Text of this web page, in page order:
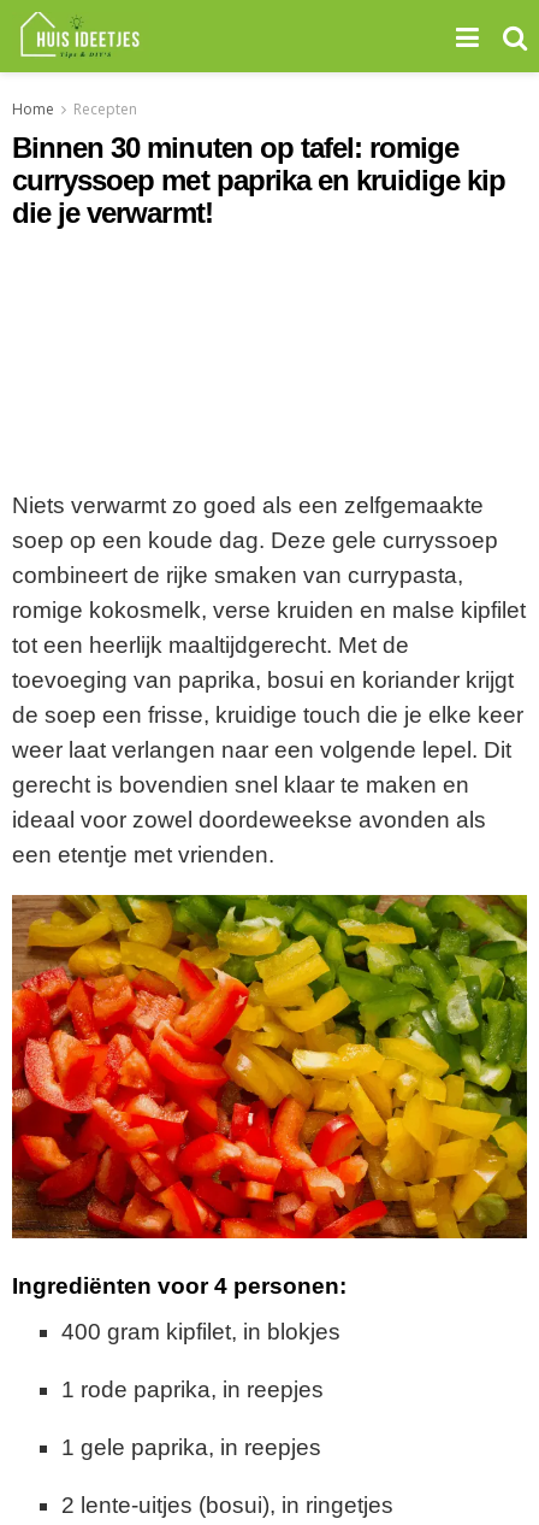
Home Recepten
Binnen 30 minuten op tafel: romige
curryssoep met paprika en kruidige kip
die je verwarmt!
Niets verwarmt zo goed als een zelfgemaakte
soep op een koude dag. Deze gele curryssoep
combineert de rijke smaken van currypasta,
romige kokosmelk, verse kruiden en malse kipfilet
tot een heerlijk maaltijdgerecht. Met de
toevoeging van paprika, bosui en koriander krijgt
de soep een frisse, kruidige touch die je elke keer
weer laat verlangen naar een volgende lepel. Dit
gerecht is bovendien snel klaar te maken en
ideaal voor zowel doordeweekse avonden als
een etentje met vrienden.
Ingrediënten voor 4 personen:
400 gram kipfilet, in blokjes
1 rode paprika, in reepjes
1 gele paprika, in reepjes
2 lente-uitjes (bosui), in ringetjes